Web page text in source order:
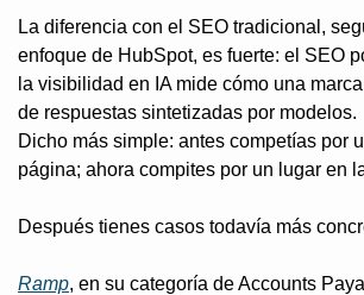
La diferencia con el SEO tradicional,
enfoque de HubSpot, es fuerte: el SEO
la visibilidad en IA mide cómo una
de respuestas sintetizadas por modelos.
Dicho más simple: antes competías por
página; ahora compites por un lugar en
Después tienes casos todavía más
Ramp, en su categoría de Accounts